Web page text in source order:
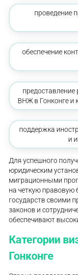
проведение
обеспечение
ВНЖ в Гонконге и
поддержка
и
Для успешного
юридическим
миграционными
на четкую правовую
государств своими
законов и
обеспечивают
Категории
Гонконге